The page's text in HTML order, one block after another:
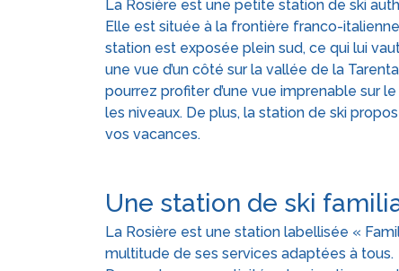
La Rosière est une petite station de ski
Elle est située à la frontière franco-
station est exposée plein sud, ce qui lui
une vue d’un côté sur la vallée de la
pourrez profiter d’une vue imprenable sur
les niveaux. De plus, la station de ski
vos vacances.
Une station de ski
La Rosière est une station labellisée «
multitude de ses services adaptées à tous.